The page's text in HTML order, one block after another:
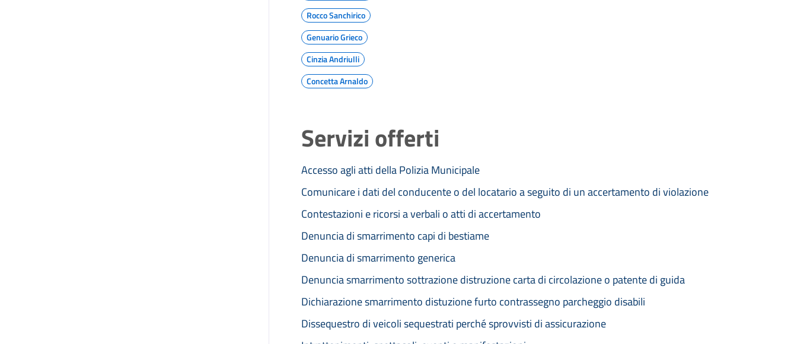
Rocco Sanchirico
Genuario Grieco
Cinzia Andriulli
Concetta Arnaldo
Servizi offerti
Accesso agli atti della Polizia Municipale
Comunicare i dati del conducente o del locatario a seguito di un accertamento di violazione
Contestazioni e ricorsi a verbali o atti di accertamento
Denuncia di smarrimento capi di bestiame
Denuncia di smarrimento generica
Denuncia smarrimento sottrazione distruzione carta di circolazione o patente di guida
Dichiarazione smarrimento distuzione furto contrassegno parcheggio disabili
Dissequestro di veicoli sequestrati perché sprovvisti di assicurazione